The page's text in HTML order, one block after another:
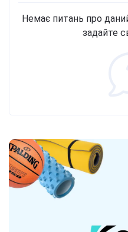
Немає питань про
задайте